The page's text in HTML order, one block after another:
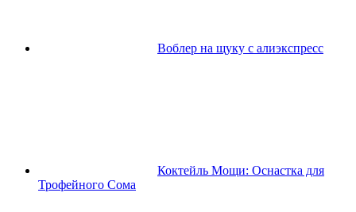
Воблер на щуку с алиэкспресс
Коктейль Мощи: Оснастка для
Трофейного Сома